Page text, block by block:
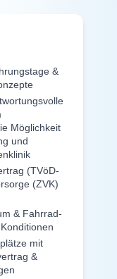
&
Möglichkeit
und
(TVöD-
(ZVK)
& Fahrrad-
mit
&